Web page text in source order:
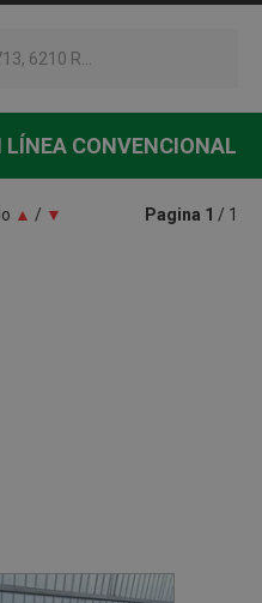
LÍNEA CONVENCIONAL
▲ / ▼ Pagina 1 / 1